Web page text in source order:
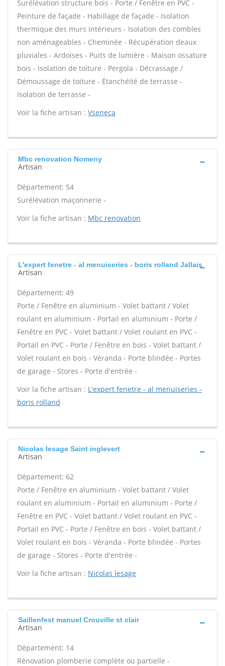
Surélévation structure bois - Porte / Fenêtre en PVC -
Peinture de façade - Habillage de façade - Isolation
thermique des murs intérieurs - Isolation des combles
non aménageables - Cheminée - Récupération deaux
pluviales - Ardoises - Puits de lumière - Maison ossature
bois - Isolation de toiture - Pergola - Décrassage /
Démoussage de toiture - Étanchéité de terrasse -
Isolation de terrasse -
Voir la fiche artisan : Vseneca
Mbc renovation Nomeny
Artisan
Département: 54
Surélévation maçonnerie -
Voir la fiche artisan : Mbc renovation
L'expert fenetre - al menuiseries - boris rolland Jallais
Artisan
Département: 49
Porte / Fenêtre en aluminium - Volet battant / Volet
roulant en aluminium - Portail en aluminium - Porte /
Fenêtre en PVC - Volet battant / Volet roulant en PVC -
Portail en PVC - Porte / Fenêtre en bois - Volet battant /
Volet roulant en bois - Véranda - Porte blindée - Portes
de garage - Stores - Porte d'entrée -
Voir la fiche artisan : L'expert fenetre - al menuiseries -
boris rolland
Nicolas lesage Saint inglevert
Artisan
Département: 62
Porte / Fenêtre en aluminium - Volet battant / Volet
roulant en aluminium - Portail en aluminium - Porte /
Fenêtre en PVC - Volet battant / Volet roulant en PVC -
Portail en PVC - Porte / Fenêtre en bois - Volet battant /
Volet roulant en bois - Véranda - Porte blindée - Portes
de garage - Stores - Porte d'entrée -
Voir la fiche artisan : Nicolas lesage
Saillenfest manuel Crouville st clair
Artisan
Département: 14
Rénovation plomberie complète ou partielle -